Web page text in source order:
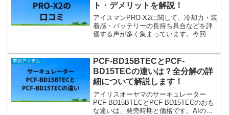
ト・デメリットを解説！
アイスマンPRO-X2に関して、冷却力・装
着感・バッテリーの長持ち具合などを評
価する声が多く集まっています。今回
おすすめなのかを解説します。
季節アイテム
PCF-BD15BTECとPCF-
BD15TECの違いは？全分解の詳
細について解説します！
アイリスオーヤマのサーキュレーター
PCF-BD15BTECとPCF-BD15TECのおも
な違いは、発売時期と価格です。AIの説